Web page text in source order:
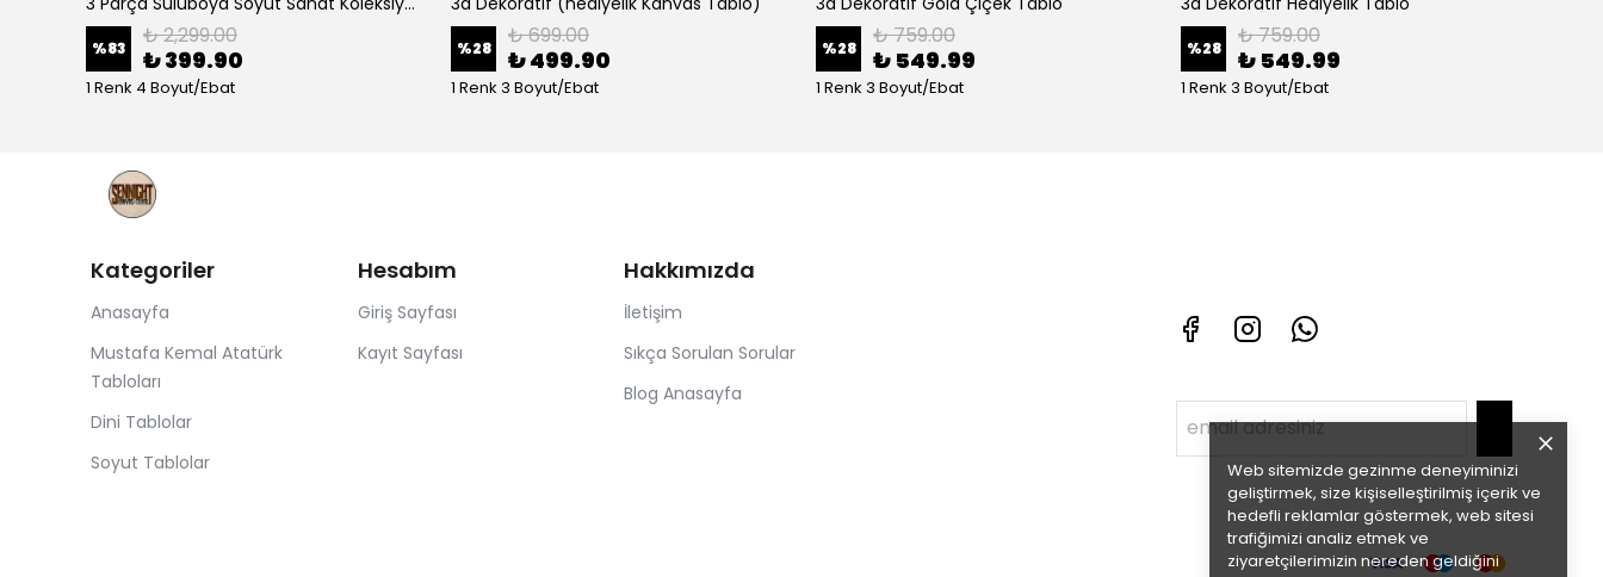
Web sitemizde gezinme deneyiminizi
geliştirmek, size kişiselleştirilmiş içerik ve
hedefli reklamlar göstermek, web sitesi
trafiğimizi analiz etmek ve
ziyaretçilerimizin nereden geldiğini
%83 ₺ 2,299.00
₺ 399.90
1 Renk 4 Boyut/Ebat
%28 ₺ 699.00
₺ 499.90
1 Renk 3 Boyut/Ebat
%28 ₺ 759.00
₺ 549.99
1 Renk 3 Boyut/Ebat
%28 ₺ 759.00
₺ 549.99
1 Renk 3 Boyut/Ebat
Kategoriler
Anasayfa
Mustafa Kemal Atatürk
Tabloları
Dini Tablolar
Soyut Tablolar
Hesabım
Giriş Sayfası
Kayıt Sayfası
Hakkımızda
İletişim
Sıkça Sorulan Sorular
Blog Anasayfa